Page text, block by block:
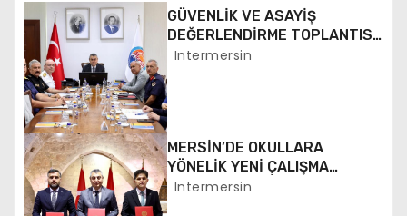
ı
g
e
z
i
n
GÜVENLİK VE ASAYİŞ
DEĞERLENDİRME TOPLANTISI
YAPILDI
Intermersin
MERSİN’DE OKULLARA
YÖNELİK YENİ ÇALIŞMA
BAŞLATILDI
Intermersin